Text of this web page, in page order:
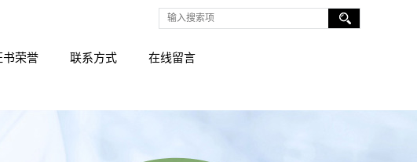
书荣誉 联系方式 在线留言